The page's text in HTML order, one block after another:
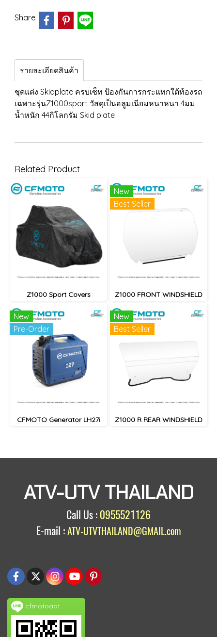
Share
รายละเอียดสินค้า
ชุดแต่ง Skidplate ครบเซ็ท ป้องกันการกระแทกใต้ท้องรถ
เฉพาะรุ่นZ1000sport วัสดุเป็นอลูมเนียมหนาหนา 4มม.
น้ำหนัก 44กิโลกรัม Skid plate
Related Product
Z1000 Sport Covers
New
Best Seller
Z1000 FRONT WINDSHIELD
New
Pre-Order
CFMOTO Generator LH27i
New
Best Seller
Z1000 R REAR WINDSHIELD
ATV-UTV THAILAND
Call Us : 0955521126
E-mail :ATV-UTVTHAILAND@GMAIL.com
cfmotoapt